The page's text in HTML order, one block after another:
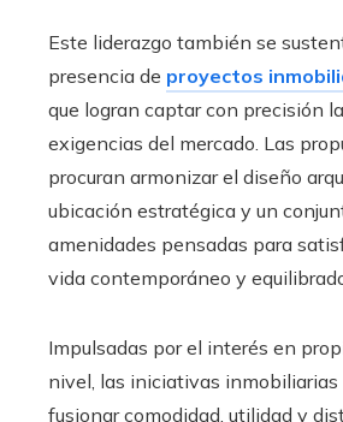
Este liderazgo también se
presencia de proyectos
que logran captar con precisión
exigencias del mercado. Las
procuran armonizar el diseño
ubicación estratégica y un
amenidades pensadas para
vida contemporáneo y
Impulsadas por el interés en
nivel, las iniciativas inmobiliarias
fusionar comodidad, utilidad y